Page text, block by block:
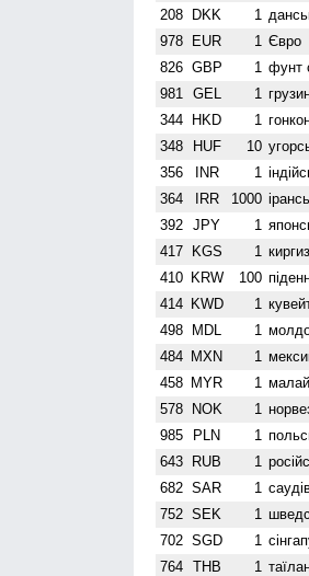
208 DKK 1
978 EUR 1 Євро
826 GBP 1 фунт
981 GEL 1
344 HKD 1
348 HUF 10
356 INR 1
364 IRR 1000
392 JPY 1
417 KGS 1
410 KRW 100
414 KWD 1
498 MDL 1
484 MXN 1
458 MYR 1
578 NOK 1
985 PLN 1
643 RUB 1
682 SAR 1
752 SEK 1
702 SGD 1
764 THB 1